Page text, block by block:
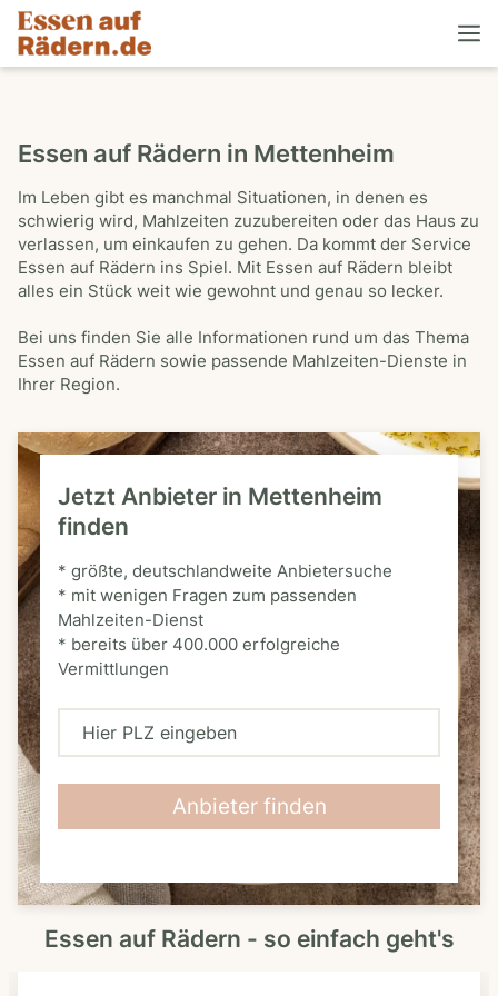
Essen auf Rädern in Mettenheim
Im Leben gibt es manchmal Situationen, in denen es
schwierig wird, Mahlzeiten zuzubereiten oder das Haus zu
verlassen, um einkaufen zu gehen. Da kommt der Service
Essen auf Rädern ins Spiel. Mit Essen auf Rädern bleibt
alles ein Stück weit wie gewohnt und genau so lecker.
Bei uns finden Sie alle Informationen rund um das Thema
Essen auf Rädern sowie passende Mahlzeiten-Dienste in
Ihrer Region.
Jetzt Anbieter in Mettenheim
finden
* größte, deutschlandweite Anbietersuche
* mit wenigen Fragen zum passenden
Mahlzeiten-Dienst
* bereits über 400.000 erfolgreiche
Vermittlungen
H
L
Z
Anbieter finden
Essen auf Rädern - so einfach geht's